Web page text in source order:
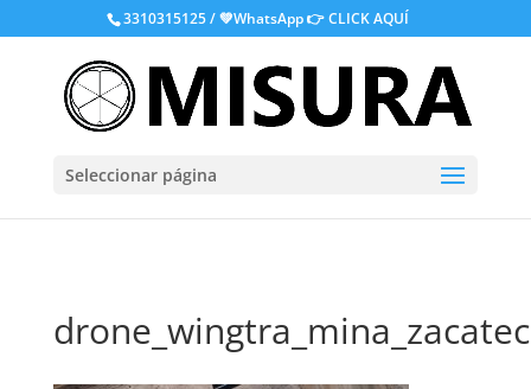
3310315125 / 💚WhatsApp👉 CLICK AQUÍ
Seleccionar página